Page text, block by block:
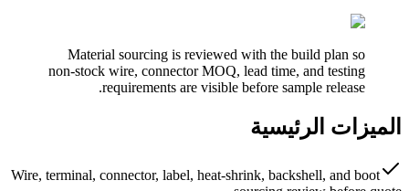
Material sourcing is reviewed with the build plan so
non-stock wire, connector MOQ, lead time, and testing
requirements are visible before sample release.
الميزات الرئيسية
Wire, terminal, connector, label, heat-shrink, backshell, and boot